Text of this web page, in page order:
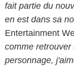
fait partie du
en est dans sa
Entertainment
comme
personnage,